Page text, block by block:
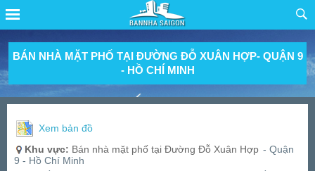
BÁN NHÀ MẶT PHỐ TẠI ĐƯỜNG ĐỖ XUÂN HỢP- QUẬN 9
- HỒ CHÍ MINH
Xem bản đồ
Khu vực: Bán nhà mặt phố tại Đường Đỗ Xuân Hợp - Quận
9 - Hồ Chí Minh